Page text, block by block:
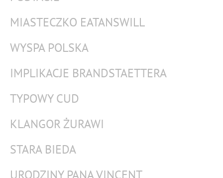
MIASTECZKO EATANSWILL
WYSPA POLSKA
IMPLIKACJE BRANDSTAETTERA
TYPOWY CUD
KLANGOR ŻURAWI
STARA BIEDA
URODZINY PANA VINCENT